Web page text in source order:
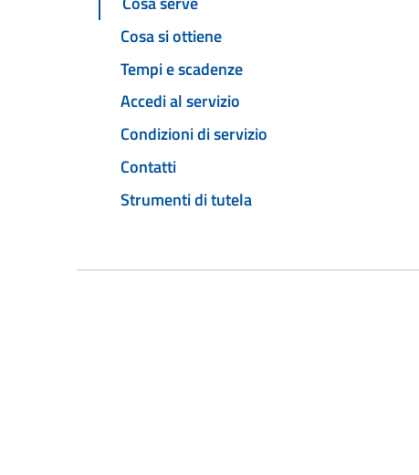
Cosa si ottiene
Tempi e scadenze
Accedi al servizio
Condizioni di servizio
Contatti
Strumenti di tutela